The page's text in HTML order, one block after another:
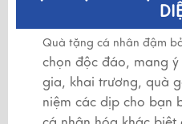
Quà tặng cá nhân đậm
chọn độc đáo, mang
gia, khai trương, quà
niệm các dịp cho bạn